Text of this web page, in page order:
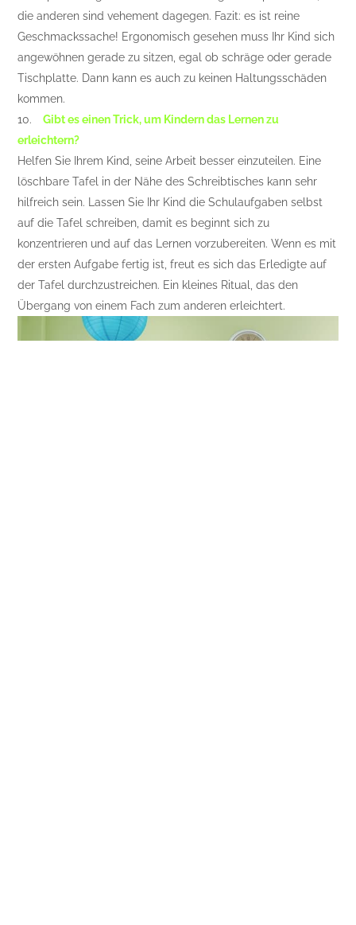
die anderen sind vehement dagegen. Fazit: es ist reine
Geschmackssache! Ergonomisch gesehen muss Ihr Kind sich
angewöhnen gerade zu sitzen, egal ob schräge oder gerade
Tischplatte. Dann kann es auch zu keinen Haltungsschäden
kommen.
10.
Gibt es einen Trick, um Kindern das Lernen zu
erleichtern?
Helfen Sie Ihrem Kind, seine Arbeit besser einzuteilen. Eine
löschbare Tafel in der Nähe des Schreibtisches kann sehr
hilfreich sein. Lassen Sie Ihr Kind die Schulaufgaben selbst
auf die Tafel schreiben, damit es beginnt sich zu
konzentrieren und auf das Lernen vorzubereiten. Wenn es mit
der ersten Aufgabe fertig ist, freut es sich das Erledigte auf
der Tafel durchzustreichen. Ein kleines Ritual, das den
Übergang von einem Fach zum anderen erleichtert.